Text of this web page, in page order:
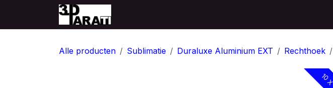
Overslaan naar inhoud
Alle producten Sublimatie Duraluxe Aluminium EXT Rechthoek
10 X